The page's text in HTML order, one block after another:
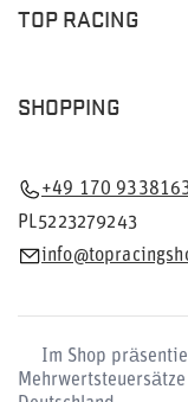
TOP RACING
SHOPPING
+49 170
PL5223279243
Im Shop